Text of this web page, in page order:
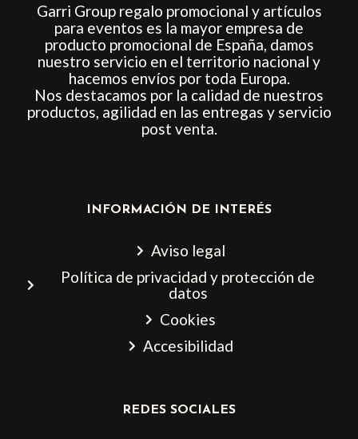
Garri Group regalo promocional y artículos
para eventos es la mayor empresa de
producto promocional de España, damos
nuestro servicio en el territorio nacional y
hacemos envíos por toda Europa.
Nos destacamos por la calidad de nuestros
productos, agilidad en las entregas y servicio
post venta.
INFORMACIÓN DE INTERÉS
Aviso legal
Política de privacidad y protección de
datos
Cookies
Accesibilidad
REDES SOCIALES